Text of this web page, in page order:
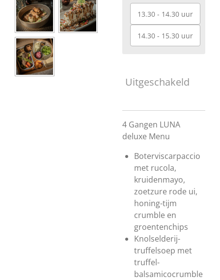
13.30 - 14.30 uur
14.30 - 15.30 uur
Uitgeschakeld
4 Gangen LUNA
deluxe Menu
Boterviscarpaccio
met rucola,
kruidenmayo,
zoetzure rode ui,
honing-tijm
crumble en
groentenchips
Knolselderij-
truffelsoep met
truffel-
balsamicocrumble